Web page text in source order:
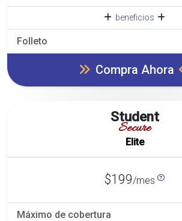
beneficios
Folleto
Compra Ahora
Student
Secure
Elite
$199/mes
Máximo de cobertura